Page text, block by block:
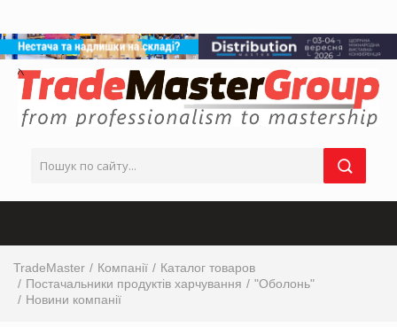
TradeMaster Компанії
Каталог товаров
Постачальники продуктів харчування
"Оболонь"
Новини компанії